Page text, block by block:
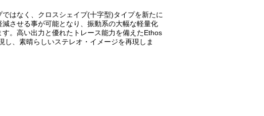
はなく、クロスシェイプ(十字型)タイプを新たに
させる事が可能となり、振動系の大幅な軽量化
。高い出力と優れたトレース能力を備えたEthos
、素晴らしいステレオ・イメージを再現しま